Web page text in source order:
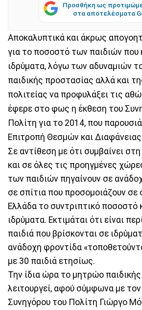
Προσθήκη ως
στα αποτελέσματα
Αποκαλυπτικά και άκρως
για το ποσοστό των παιδιών που
ιδρύματα, λόγω των αδυναμιών
παιδικής προστασίας αλλά και
πολιτείας να προφυλάξει τις
έφερε στο φως η έκθεση του
Πολίτη για το 2014, που
Επιτροπή Θεσμών και
Σε αντίθεση με ότι συμβαίνει
και σε όλες τις προηγμένες
των παιδιών πηγαίνουν σε
σε σπίτια που προσομοιάζουν σε
Ελλάδα το συντριπτικό ποσοστό
ιδρύματα. Εκτιμάται ότι είναι
παιδιά που βρίσκονται σε
ανάδοχη φροντίδα
με 30 παιδιά ετησίως.
Την ίδια ώρα το μητρώο
λειτουργεί, αφού σύμφωνα με
Συνηγόρου του Πολίτη Γιώργο